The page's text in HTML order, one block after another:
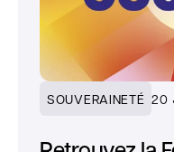
SOUVERAINETÉ 20